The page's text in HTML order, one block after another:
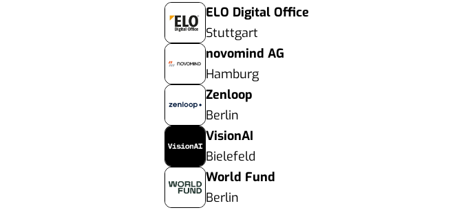
ELO Digital Office
Stuttgart
novomind AG
Hamburg
Zenloop
Berlin
VisionAI
Bielefeld
World Fund
Berlin